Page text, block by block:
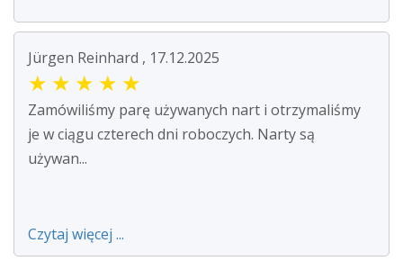
Jürgen Reinhard , 17.12.2025
★ ★ ★ ★ ★
Zamówiliśmy parę używanych nart i otrzymaliśmy
je w ciągu czterech dni roboczych. Narty są
używan...
Czytaj więcej ...